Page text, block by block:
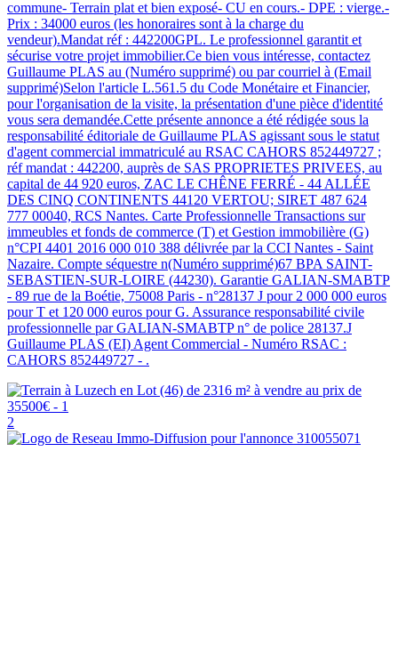
commune- Terrain plat et bien exposé- CU en cours.- DPE : vierge.-
Prix : 34000 euros (les honoraires sont à la charge du
vendeur).Mandat réf : 442200GPL. Le professionnel garantit et
sécurise votre projet immobilier.Ce bien vous intéresse, contactez
Guillaume PLAS au (Numéro supprimé) ou par courriel à (Email
supprimé)Selon l'article L.561.5 du Code Monétaire et Financier,
pour l'organisation de la visite, la présentation d'une pièce d'identité
vous sera demandée.Cette présente annonce a été rédigée sous la
responsabilité éditoriale de Guillaume PLAS agissant sous le statut
d'agent commercial immatriculé au RSAC CAHORS 852449727 ;
réf mandat : 442200, auprès de SAS PROPRIETES PRIVEES, au
capital de 44 920 euros, ZAC LE CHÊNE FERRÉ - 44 ALLÉE
DES CINQ CONTINENTS 44120 VERTOU; SIRET 487 624
777 00040, RCS Nantes. Carte Professionnelle Transactions sur
immeubles et fonds de commerce (T) et Gestion immobilière (G)
n°CPI 4401 2016 000 010 388 délivrée par la CCI Nantes - Saint
Nazaire. Compte séquestre n(Numéro supprimé)67 BPA SAINT-
SEBASTIEN-SUR-LOIRE (44230). Garantie GALIAN-SMABTP
- 89 rue de la Boétie, 75008 Paris - n°28137 J pour 2 000 000 euros
pour T et 120 000 euros pour G. Assurance responsabilité civile
professionnelle par GALIAN-SMABTP n° de police 28137.J
Guillaume PLAS (EI) Agent Commercial - Numéro RSAC :
CAHORS 852449727 - .
2